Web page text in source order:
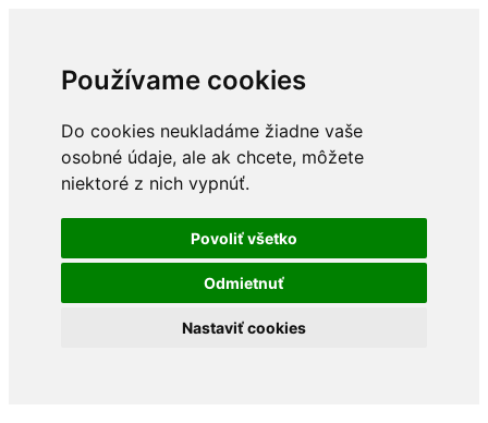
Používame cookies
Do cookies neukladáme žiadne vaše
osobné údaje, ale ak chcete, môžete
niektoré z nich vypnúť.
Povoliť všetko
Odmietnuť
Nastaviť cookies